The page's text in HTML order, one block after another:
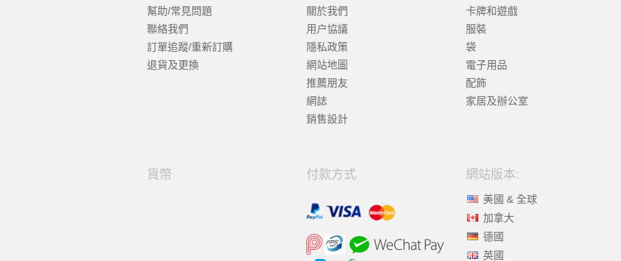
幫助/常見問題
聯絡我們
訂單追蹤/重新訂購
退貨及更換
關於我們
用户協議
隱私政策
網站地圖
推薦朋友
網誌
銷售設計
卡牌和遊戲
服裝
袋
電子用品
配飾
家居及辦公室
貨幣 付款方式 網站版本:
美國 & 全球
加拿大
德國
英國